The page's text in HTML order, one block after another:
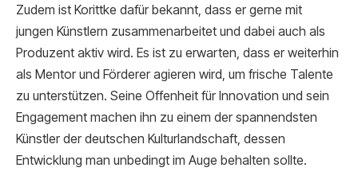
Zudem ist Korittke dafür bekannt, dass er gerne mit
jungen Künstlern zusammenarbeitet und dabei auch als
Produzent aktiv wird. Es ist zu erwarten, dass er weiterhin
als Mentor und Förderer agieren wird, um frische Talente
zu unterstützen. Seine Offenheit für Innovation und sein
Engagement machen ihn zu einem der spannendsten
Künstler der deutschen Kulturlandschaft, dessen
Entwicklung man unbedingt im Auge behalten sollte.